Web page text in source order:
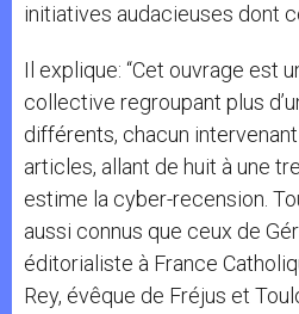
initiatives audacieuses dont
Il explique: “Cet ouvrage est
collective regroupant plus
différents, chacun
articles, allant de huit à une
estime la cyber-recension.
aussi connus que ceux de
éditorialiste à France
Rey, évêque de Fréjus et